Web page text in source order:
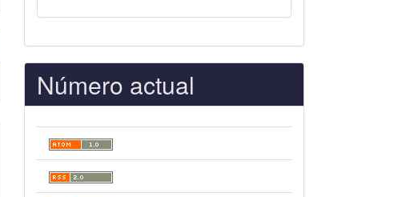
Número actual